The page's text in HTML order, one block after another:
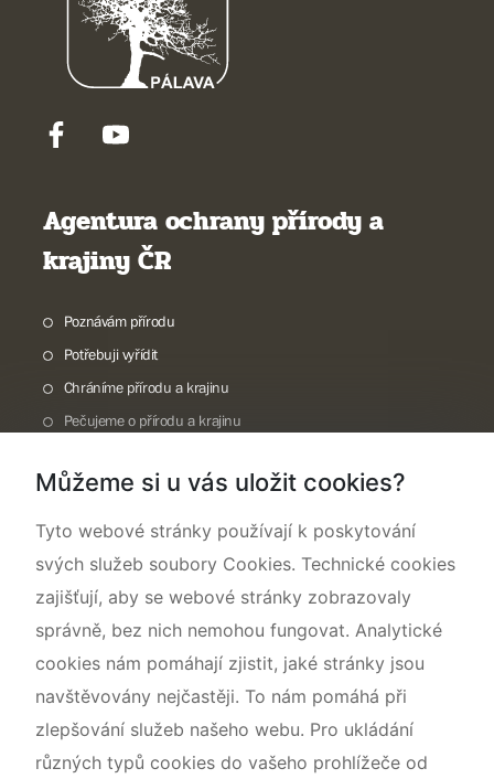
Agentura ochrany přírody a
krajiny ČR
Poznávám přírodu
Potřebuji vyřídit
Chráníme přírodu a krajinu
Pečujeme o přírodu a krajinu
O nás
Můžeme si u vás uložit cookies?
Tyto webové stránky používají k poskytování
svých služeb soubory Cookies. Technické cookies
zajišťují, aby se webové stránky zobrazovaly
správně, bez nich nemohou fungovat. Analytické
cookies nám pomáhají zjistit, jaké stránky jsou
navštěvovány nejčastěji. To nám pomáhá při
zlepšování služeb našeho webu. Pro ukládání
různých typů cookies do vašeho prohlížeče od